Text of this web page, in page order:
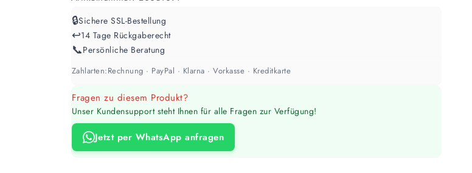
🔒Sichere SSL-Bestellung
↩️14 Tage Rückgaberecht
📞Persönliche Beratung
Zahlarten:Rechnung · PayPal · Klarna · Vorkasse · Kreditkarte
Fragen zu diesem Produkt?
Unser Kundensupport steht Ihnen für alle Fragen zur Verfügung!
Jetzt per WhatsApp anfragen